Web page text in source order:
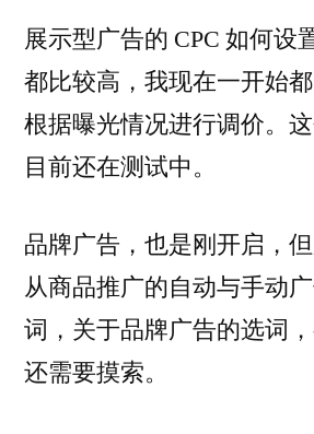
展示型广告的 CPC 如何设
都比较高，我现在一开始
根据曝光情况进行调价。
目前还在测试中。
品牌广告，也是刚开启，
从商品推广的自动与手动
词，关于品牌广告的选词
还需要摸索。